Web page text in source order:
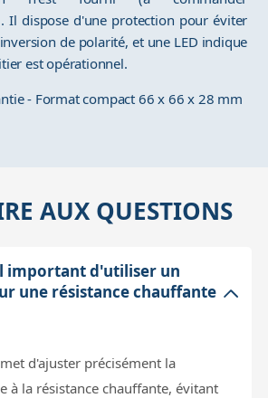
Il dispose d'une protection pour éviter
de polarité, et une LED indique
est opérationnel.
- Format compact 66 x 66 x 28 mm
AUX QUESTIONS
important d'utiliser un
une résistance chauffante
d'ajuster précisément la
à la résistance chauffante, évitant